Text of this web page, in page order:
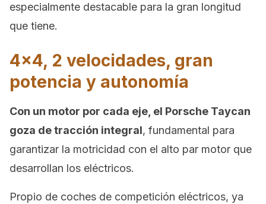
especialmente destacable para la gran longitud
que tiene.
4×4, 2 velocidades, gran
potencia y autonomía
Con un motor por cada eje, el Porsche Taycan
goza de tracción integral, fundamental para
garantizar la motricidad con el alto par motor que
desarrollan los eléctricos.
Propio de coches de competición eléctricos, ya